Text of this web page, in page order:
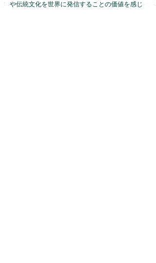
や伝統文化を世界に発信することの価値を感じ